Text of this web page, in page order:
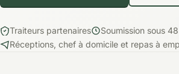
Traiteurs partenaires
Soumission sous
Réceptions, chef à domicile et repas à